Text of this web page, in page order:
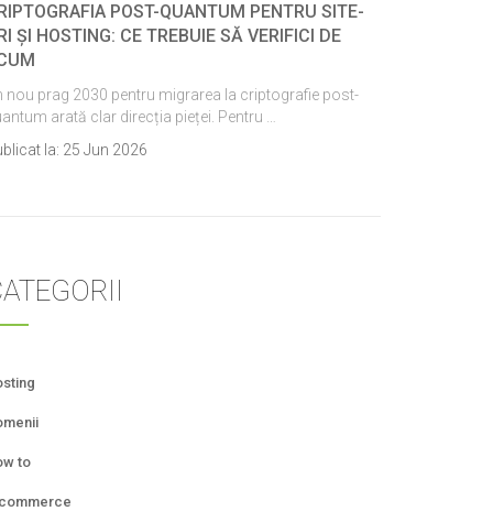
POST-QUANTUM PENTRU SITE-
ȘI HOSTING: CE TREBUIE SĂ VERIFICI DE
nou prag 2030 pentru migrarea la criptografie post-
arată clar direcția pieței. Pentru …
la: 25 Jun 2026
to